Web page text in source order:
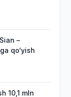
–
qo‘yish
10,1 mln